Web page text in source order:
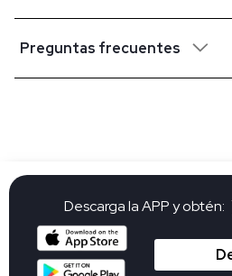
Preguntas frecuentes
Descarga la APP y obtén: